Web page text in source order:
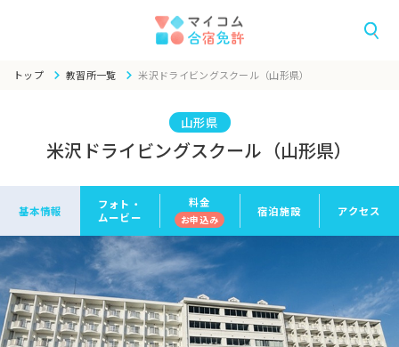
トップ 教習所一覧 米沢ドライビングスクール（山形県）
山形県
米沢ドライビングスクール（山形県）
基本情報
フォト・
ムービー
料金
お申込み
宿泊施設 アクセス